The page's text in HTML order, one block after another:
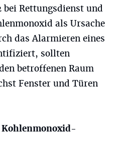
bei Rettungsdienst und
als Ursache
das Alarmieren eines
sollten
betroffenen Raum
Fenster und Türen